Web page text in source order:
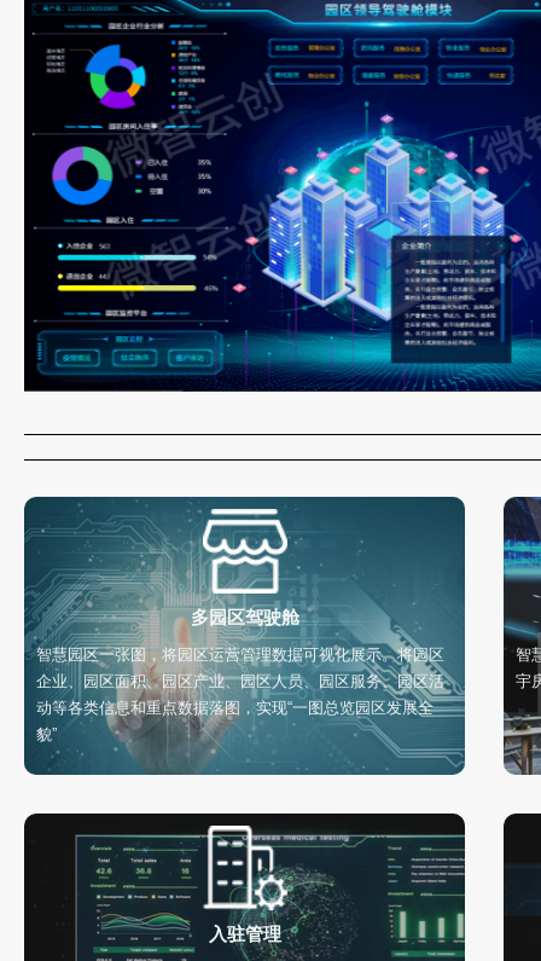
多园区驾驶舱
智慧园区一张图，将园区运营管理数据可视化展示。将园区
企业、园区面积、园区产业、园区人员、园区服务、园区活
动等各类信息和重点数据落图，实现“一图总览园区发展全
貌”
智
宇
入驻管理